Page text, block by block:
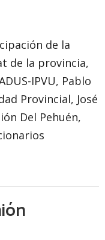
de la
de la provincia,
IPVU, Pablo
Provincial, José
Del Pehuén,